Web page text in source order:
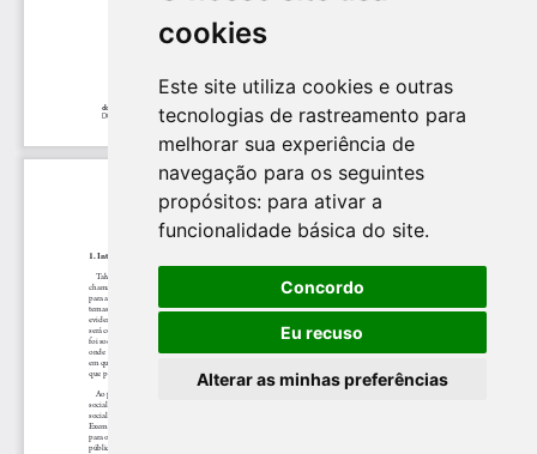
cookies
Este site utiliza cookies e outras
tecnologias de rastreamento para
melhorar sua experiência de
navegação para os seguintes
propósitos: para ativar a
funcionalidade básica do site.
Concordo
Eu recuso
Alterar as minhas preferências